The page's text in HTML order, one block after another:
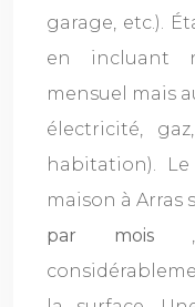
garage, etc.).
en incluant
mensuel mais
électricité,
habitation).
maison à Arras
par mois